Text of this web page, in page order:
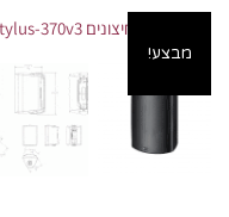
מבצע!